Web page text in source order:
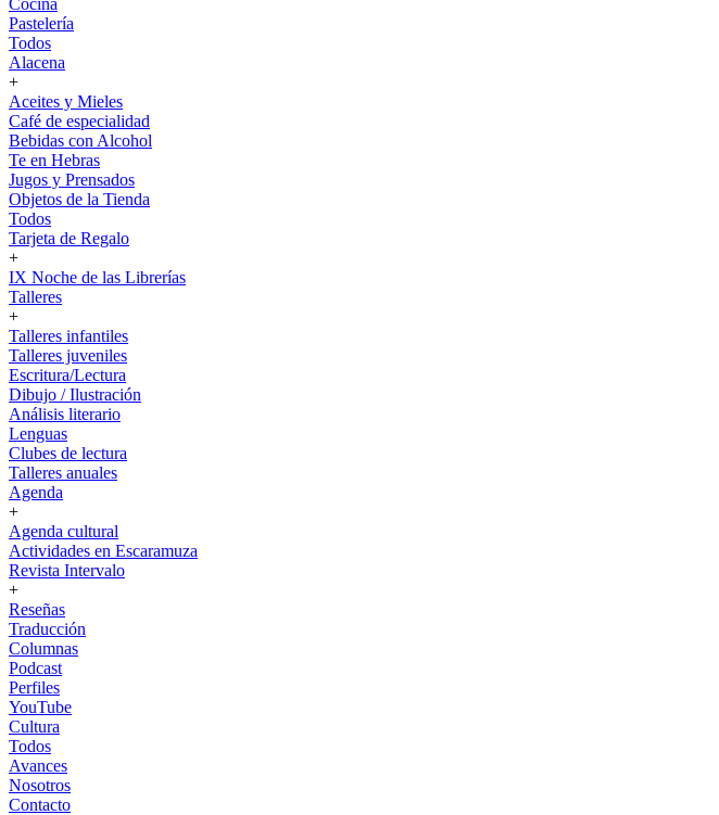
Cocina
Pastelería
Todos
Alacena
+
Aceites y Mieles
Café de especialidad
Bebidas con Alcohol
Te en Hebras
Jugos y Prensados
Objetos de la Tienda
Todos
Tarjeta de Regalo
+
IX Noche de las Librerías
Talleres
+
Talleres infantiles
Talleres juveniles
Escritura/Lectura
Dibujo / Ilustración
Análisis literario
Lenguas
Clubes de lectura
Talleres anuales
Agenda
+
Agenda cultural
Actividades en Escaramuza
Revista Intervalo
+
Reseñas
Traducción
Columnas
Podcast
Perfiles
YouTube
Cultura
Todos
Avances
Nosotros
Contacto